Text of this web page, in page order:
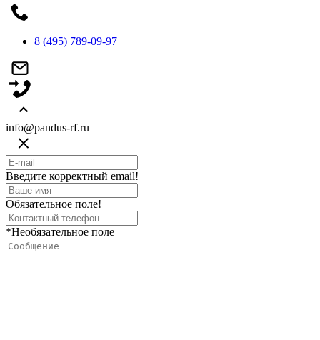
8 (495) 789-09-97
info@pandus-rf.ru
Введите корректный email!
Обязательное поле!
*Необязательное поле